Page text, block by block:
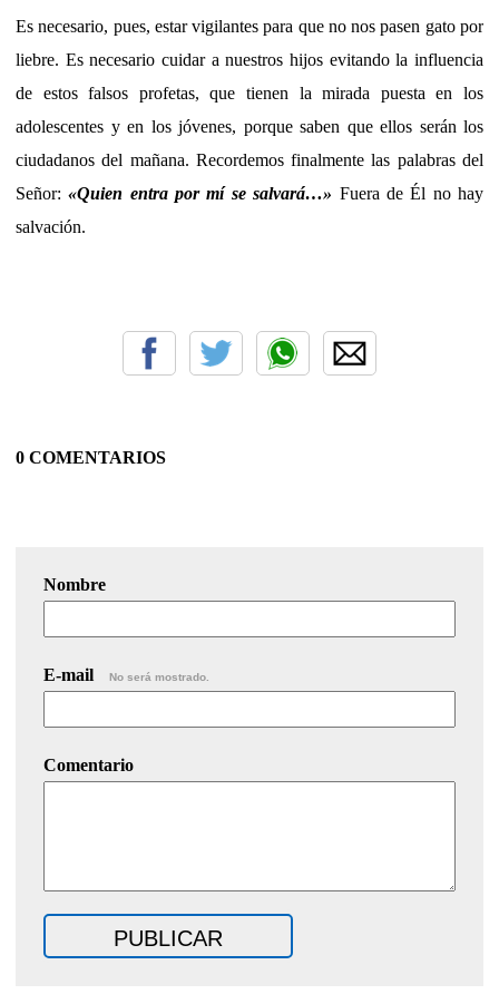
Es necesario, pues, estar vigilantes para que no nos pasen gato por
liebre. Es necesario cuidar a nuestros hijos evitando la influencia
de estos falsos profetas, que tienen la mirada puesta en los
adolescentes y en los jóvenes, porque saben que ellos serán los
ciudadanos del mañana. Recordemos finalmente las palabras del
Señor:«Quien entra por mí se salvará…» Fuera de Él no hay
salvación.
0 COMENTARIOS
Nombre
E-mail No será mostrado.
Comentario